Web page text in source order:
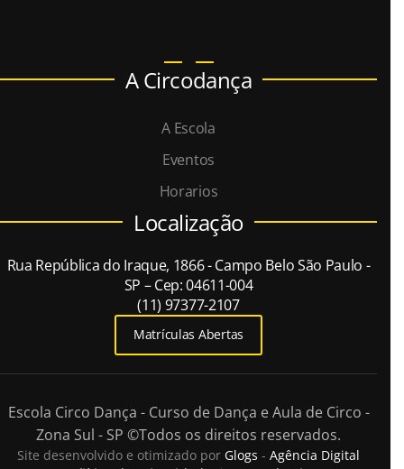
A Circodança
A Escola
Eventos
Horarios
Localização
Rua República do Iraque, 1866 - Campo Belo São Paulo -
SP – Cep: 04611-004
(11) 97377-2107
Matrículas Abertas
Escola Circo Dança - Curso de Dança e Aula de Circo -
Zona Sul - SP ©Todos os direitos reservados.
Site desenvolvido e otimizado por Glogs - Agência Digital